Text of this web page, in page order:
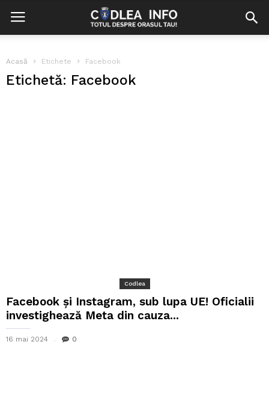
Acasă Etichete Facebook
Etichetă: Facebook
Codlea
Facebook și Instagram, sub lupa UE! Oficialii
investighează Meta din cauza...
16 mai 2024 0